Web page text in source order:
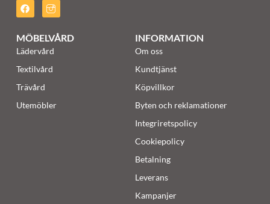
MÖBELVÅRD
Lädervård
Textilvård
Trävård
Utemöbler
INFORMATION
Om oss
Kundtjänst
Köpvillkor
Byten och reklamationer
Integriretspolicy
Cookiepolicy
Betalning
Leverans
Kampanjer